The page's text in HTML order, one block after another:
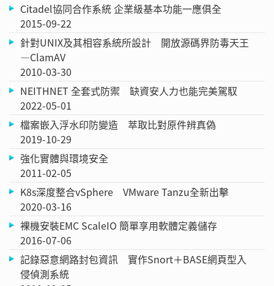
Citadel協同合作系統 企業級基本功能一應俱全
2015-09-22
針對UNIX及其相容系統所設計 開放源碼界防毒天王
—ClamAV
2010-03-30
NEITHNET 全套式防禦 缺資安人力也能完美駕馭
2022-05-01
檔案嵌入浮水印防變造 萃取比對原件辨真偽
2019-10-29
強化實體與環境安全
2011-02-05
K8s深度整合vSphere VMware Tanzu全新出擊
2020-03-16
裸機安裝EMC ScaleIO 簡單享用軟體定義儲存
2016-07-06
記錄惡意網路封包資訊 實作Snort＋BASE網頁型入
侵偵測系統